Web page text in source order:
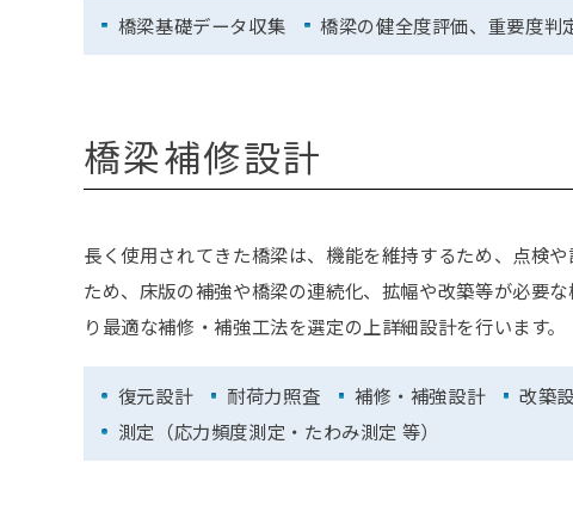
橋梁基礎データ収集 橋梁の健全度評価、重要度判
橋梁補修設計
長く使用されてきた橋梁は、機能を維持するため、点検
ため、床版の補強や橋梁の連続化、拡幅や改築等が必要
り最適な補修・補強工法を選定の上詳細設計を行います。
復元設計 耐荷力照査 補修・補強設計 改築
測定（応力頻度測定・たわみ測定 等）